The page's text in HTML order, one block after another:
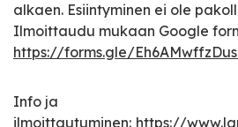
alkaen. Esiintyminen ei ole
Ilmoittaudu mukaan Google
https://forms.gle/
Info ja
ilmoittautuminen: https://